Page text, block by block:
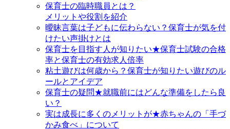
保育士の臨時職員とは？
メリットや役割を紹介
曖昧言葉は子どもに伝わらない？保育士が気を付
けたい声掛けとは
保育士を目指す人が知りたい★保育士試験の合格
率と保育士の有効求人倍率
粘土遊びは何歳から？保育士が知りたい遊びのル
ールとアイデア
保育士の疑問★就職前にはどんな準備をしたら良
い？
実は成長に多くのメリットが★赤ちゃんの「手づ
かみ食べ」について